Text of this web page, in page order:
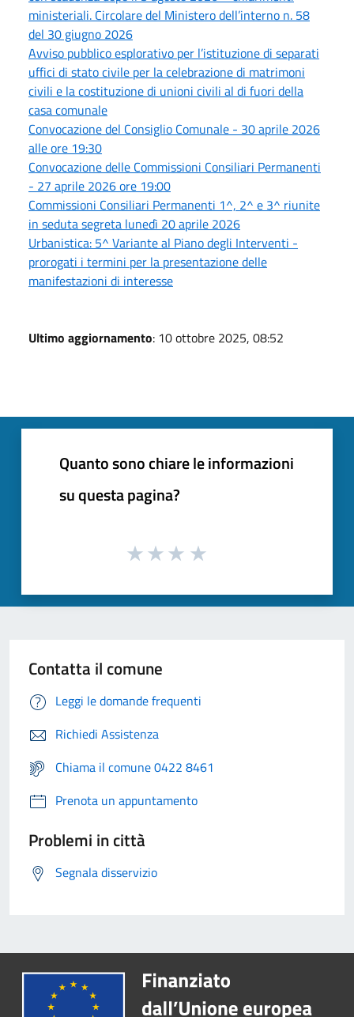
ministeriali. Circolare del Ministero dell’interno n. 58
del 30 giugno 2026
Avviso pubblico esplorativo per l’istituzione di separati
uffici di stato civile per la celebrazione di matrimoni
civili e la costituzione di unioni civili al di fuori della
casa comunale
Convocazione del Consiglio Comunale - 30 aprile 2026
alle ore 19:30
Convocazione delle Commissioni Consiliari Permanenti
- 27 aprile 2026 ore 19:00
Commissioni Consiliari Permanenti 1^, 2^ e 3^ riunite
in seduta segreta lunedì 20 aprile 2026
Urbanistica: 5^ Variante al Piano degli Interventi -
prorogati i termini per la presentazione delle
manifestazioni di interesse
Ultimo aggiornamento: 10 ottobre 2025, 08:52
Quanto sono chiare le informazioni
su questa pagina?
Contatta il comune
Leggi le domande frequenti
Richiedi Assistenza
Chiama il comune 0422 8461
Prenota un appuntamento
Problemi in città
Segnala disservizio